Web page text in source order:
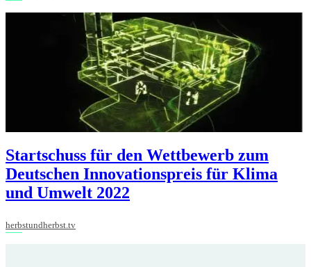
Startschuss für den Wettbewerb zum
Deutschen Innovationspreis für Klima
und Umwelt 2022
herbstundherbst.tv